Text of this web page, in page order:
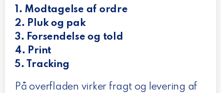
1. Modtagelse af ordre
2. Pluk og pak
3. Forsendelse og told
4. Print
5. Tracking
På overfladen virker fragt og levering af